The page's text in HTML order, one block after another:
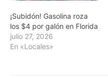
¡Subidón! Gasolina roza
los $4 por galón en Florida
julio 27, 2026
En «Locales»